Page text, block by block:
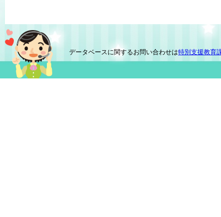
データベースに関するお問い合わせは特別支援教育